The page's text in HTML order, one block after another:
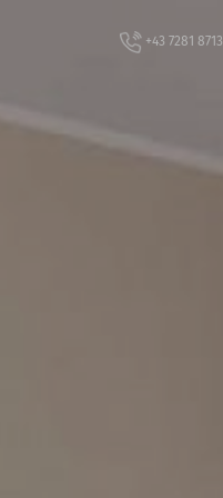
+43 7281 8713